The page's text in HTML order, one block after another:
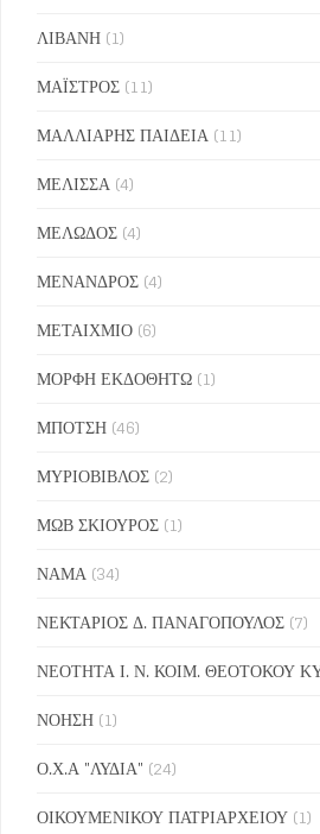
ΛΙΒΑΝΗ (1)
ΜΑΪΣΤΡΟΣ (11)
ΜΑΛΛΙΑΡΗΣ ΠΑΙΔΕΙΑ (11)
ΜΕΛΙΣΣΑ (4)
ΜΕΛΩΔΟΣ (4)
ΜΕΝΑΝΔΡΟΣ (4)
ΜΕΤΑΙΧΜΙΟ (6)
ΜΟΡΦΗ ΕΚΔΟΘΗΤΩ (1)
ΜΠΟΤΣΗ (46)
ΜΥΡΙΟΒΙΒΛΟΣ (2)
ΜΩΒ ΣΚΙΟΥΡΟΣ (1)
ΝΑΜΑ (34)
ΝΕΚΤΑΡΙΟΣ Δ. ΠΑΝΑΓΟΠΟΥΛΟΣ (7)
ΝΕΟΤΗΤΑ Ι. Ν. ΚΟΙΜ. ΘΕΟΤΟΚΟΥ
ΝΟΗΣΗ (1)
Ο.Χ.Α "ΛΥΔΙΑ" (24)
ΟΙΚΟΥΜΕΝΙΚΟΥ ΠΑΤΡΙΑΡΧΕΙΟΥ (1)